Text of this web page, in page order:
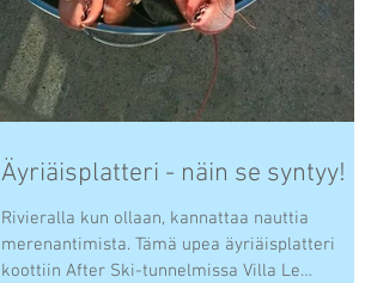
Äyriäisplatteri - näin se syntyy!
Rivieralla kun ollaan, kannattaa nauttia
merenantimista. Tämä upea äyriäisplatteri
koottiin After Ski-tunnelmissa Villa Le